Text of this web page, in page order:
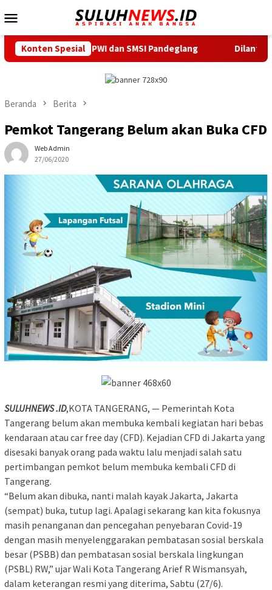
ke
Mobile
Konten Spesial
dan SMSI Pandeglang Dilantik Serentak, TP PKK,
Beranda Berita
Pemkot Tangerang Belum akan Buka CFD
Web Admin
27/06/2020
SULUHNEWS .ID,KOTA TANGERANG, — Pemerintah Kota
Tangerang belum akan membuka kembali kegiatan hari bebas
kendaraan atau car free day (CFD). Kejadian CFD di Jakarta yang
disesaki banyak orang pada waktu lalu menjadi salah satu
pertimbangan pemkot belum membuka kembali CFD di
Tangerang.
“Belum akan dibuka, nanti malah kayak Jakarta, Jakarta
(sempat) buka, tutup lagi. Apalagi sekarang kan kita fokusnya
masih penanganan dan pencegahan penyebaran Covid-19
dengan masih menyelenggarakan pembatasan sosial berskala
besar (PSBB) dan pembatasan sosial berskala lingkungan
(PSBL) RW,” ujar Wali Kota Tangerang Arief R Wismansyah,
dalam keterangan resmi yang diterima, Sabtu (27/6).